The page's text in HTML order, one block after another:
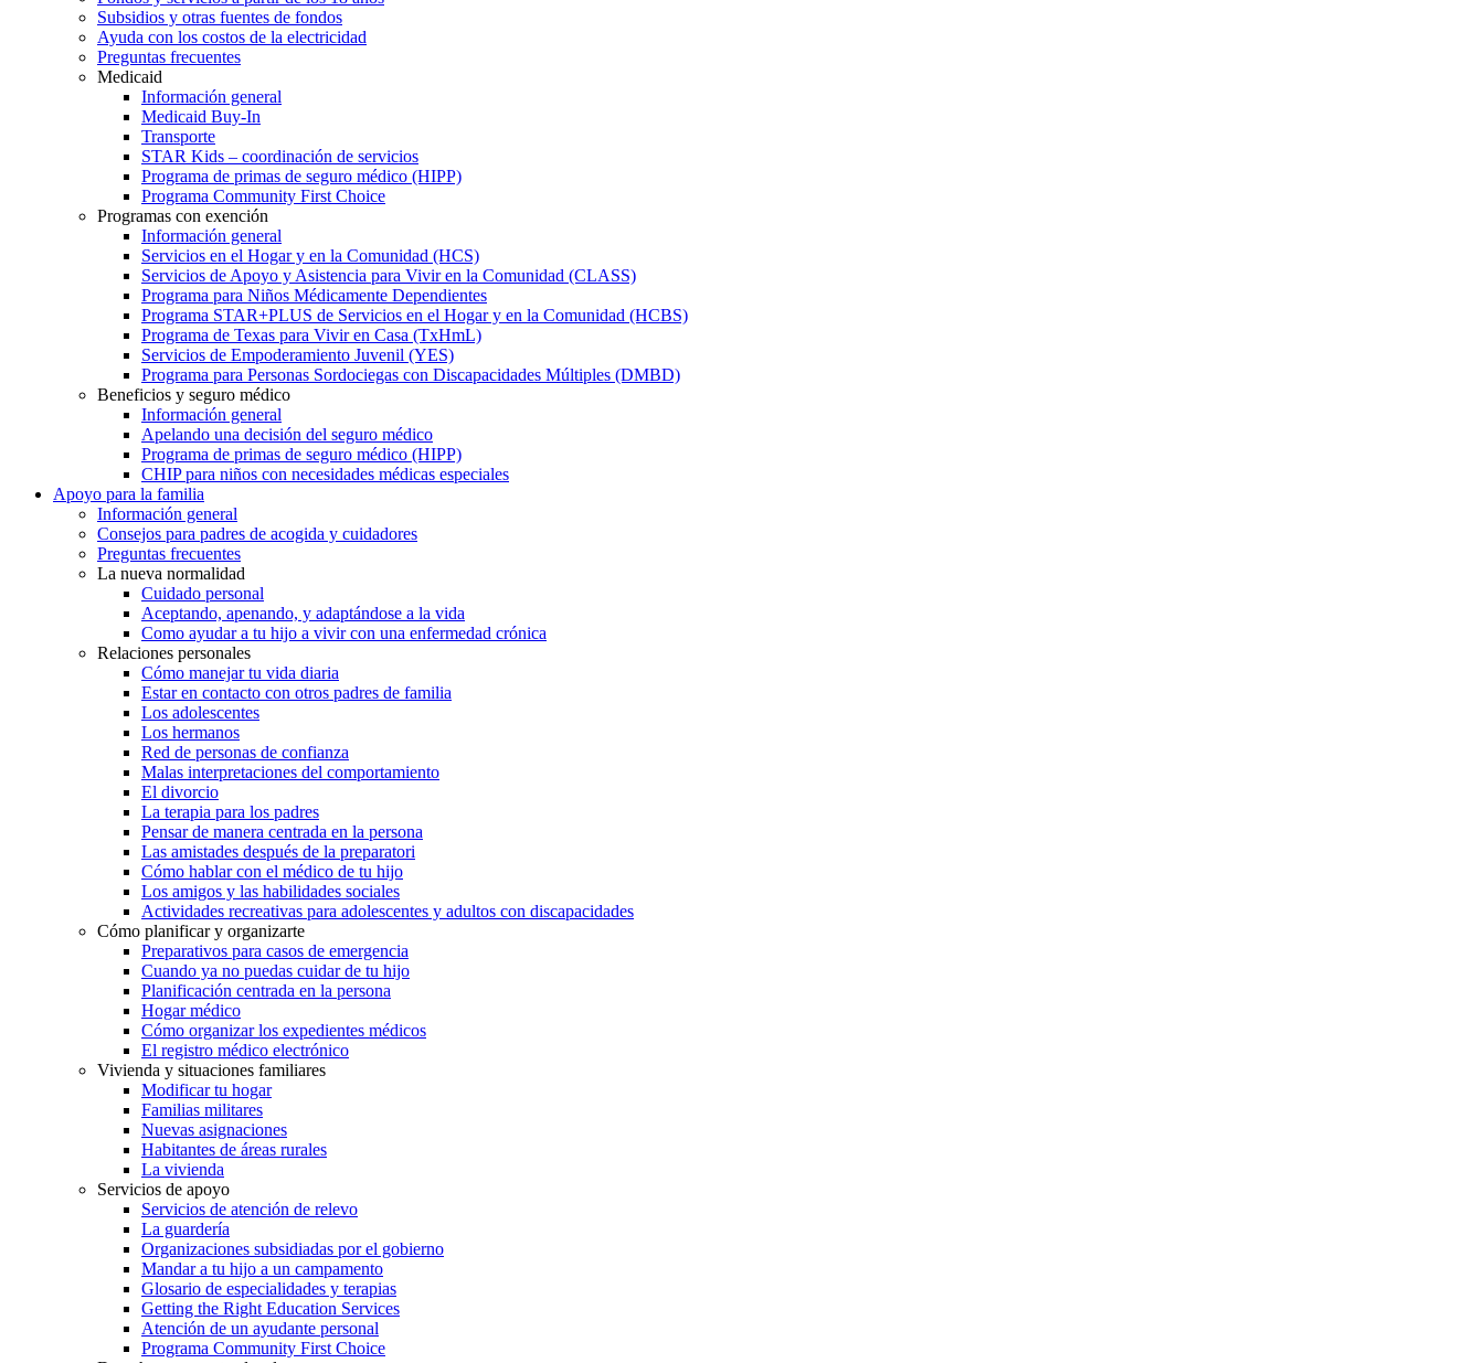
Subsidios y otras fuentes de fondos
Ayuda con los costos de la electricidad
Preguntas frecuentes
Medicaid
Información general
Medicaid Buy-In
Transporte
STAR Kids – coordinación de servicios
Programa de primas de seguro médico (HIPP)
Programa Community First Choice
Programas con exención
Información general
Servicios en el Hogar y en la Comunidad (HCS)
Servicios de Apoyo y Asistencia para Vivir en la Comunidad (CLASS)
Programa para Niños Médicamente Dependientes
Programa STAR+PLUS de Servicios en el Hogar y en la Comunidad (HCBS)
Programa de Texas para Vivir en Casa (TxHmL)
Servicios de Empoderamiento Juvenil (YES)
Programa para Personas Sordociegas con Discapacidades Múltiples (DMBD)
Beneficios y seguro médico
Información general
Apelando una decisión del seguro médico
Programa de primas de seguro médico (HIPP)
CHIP para niños con necesidades médicas especiales
Apoyo para la familia
Información general
Consejos para padres de acogida y cuidadores
Preguntas frecuentes
La nueva normalidad
Cuidado personal
Aceptando, apenando, y adaptándose a la vida
Como ayudar a tu hijo a vivir con una enfermedad crónica
Relaciones personales
Cómo manejar tu vida diaria
Estar en contacto con otros padres de familia
Los adolescentes
Los hermanos
Red de personas de confianza
Malas interpretaciones del comportamiento
El divorcio
La terapia para los padres
Pensar de manera centrada en la persona
Las amistades después de la preparatori
Cómo hablar con el médico de tu hijo
Los amigos y las habilidades sociales
Actividades recreativas para adolescentes y adultos con discapacidades
Cómo planificar y organizarte
Preparativos para casos de emergencia
Cuando ya no puedas cuidar de tu hijo
Planificación centrada en la persona
Hogar médico
Cómo organizar los expedientes médicos
El registro médico electrónico
Vivienda y situaciones familiares
Modificar tu hogar
Familias militares
Nuevas asignaciones
Habitantes de áreas rurales
La vivienda
Servicios de apoyo
Servicios de atención de relevo
La guardería
Organizaciones subsidiadas por el gobierno
Mandar a tu hijo a un campamento
Glosario de especialidades y terapias
Getting the Right Education Services
Atención de un ayudante personal
Programa Community First Choice